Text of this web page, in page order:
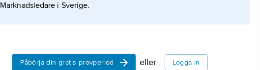
Marknadsledare i Sverige.
Påbörja din gratis provperiod eller Logga in